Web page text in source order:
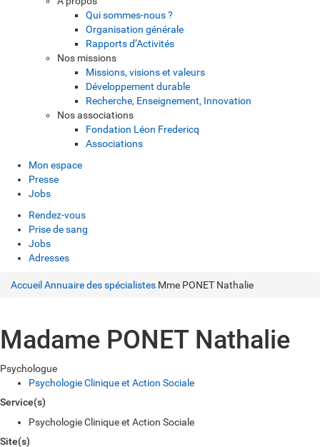
Qui sommes-nous ?
Organisation générale
Rapports d’Activités
Nos missions
Missions, visions et valeurs
Développement durable
Recherche, Enseignement, Innovation
Nos associations
Fondation Léon Fredericq
Associations
Mon espace
Presse
Jobs
Rendez-vous
Prise de sang
Jobs
Adresses
Accueil Annuaire des spécialistes Mme PONET Nathalie
Madame PONET Nathalie
Psychologue
Psychologie Clinique et Action Sociale
Service(s)
Psychologie Clinique et Action Sociale
Site(s)